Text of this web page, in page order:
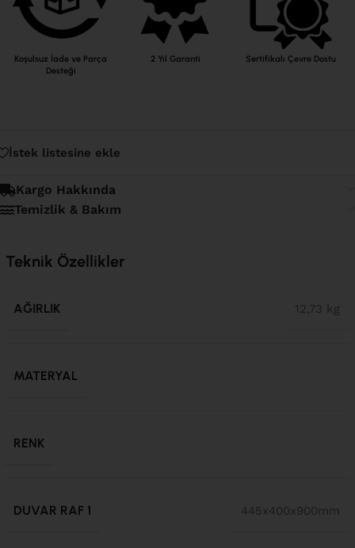
Koşulsuz İade ve Parça
Desteği
2 Yıl Garanti Sertifikalı Çevre Dostu
İstek listesine ekle
Kargo Hakkında
Temizlik & Bakım
Teknik Özellikler
AĞIRLIK 12,73 kg
MATERYAL
RENK
DUVAR RAF 1 445x400x900mm